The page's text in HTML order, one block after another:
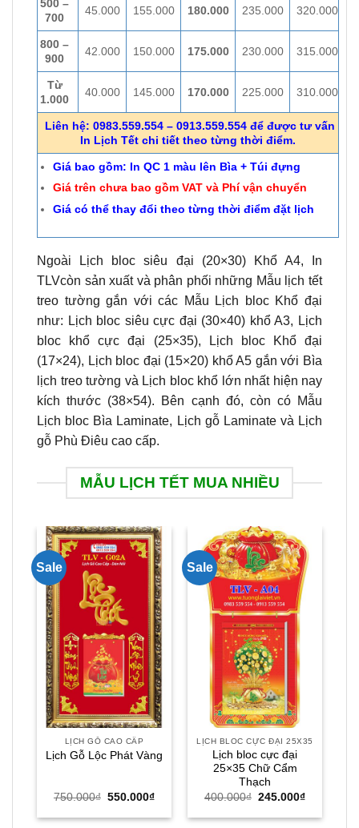
500 –
700
45.000 155.000 180.000 235.000 320.000
800 –
900
42.000 150.000 175.000 230.000 315.000
Từ
1.000
40.000 145.000 170.000 225.000 310.000
Liên hệ: 0983.559.554 – 0913.559.554 để được tư vấn
In Lịch Tết chi tiết theo từng thời điểm.
Giá bao gồm: In QC 1 màu lên Bìa + Túi đựng
Giá trên chưa bao gồm VAT và Phí vận chuyển
Giá có thể thay đổi theo từng thời điểm đặt lịch
Ngoài Lịch bloc siêu đại (20×30) Khổ A4, In
TLVcòn sản xuất và phân phối những Mẫu lịch tết
treo tường gắn với các Mẫu Lịch bloc Khổ đại
như: Lịch bloc siêu cực đại (30×40) khổ A3, Lịch
bloc khổ cực đại (25×35), Lịch bloc Khổ đại
(17×24), Lịch bloc đại (15×20) khổ A5 gắn với Bìa
lịch treo tường và Lịch bloc khổ lớn nhất hiện nay
kích thước (38×54). Bên cạnh đó, còn có Mẫu
Lịch bloc Bìa Laminate, Lịch gỗ Laminate và Lịch
gỗ Phù Điêu cao cấp.
MẪU LỊCH TẾT MUA NHIỀU
Sale
LỊCH GỖ CAO CẤP
Lịch Gỗ Lộc Phát Vàng
750.000₫ Giá
là:
550.000₫Giá
tại
Sale
LỊCH BLOC CỰC ĐẠI 25X35
Lịch bloc cực đại
25×35 Chữ Cẩm
Thạch
400.000₫ Giá
là:
245.000₫Giá
tại